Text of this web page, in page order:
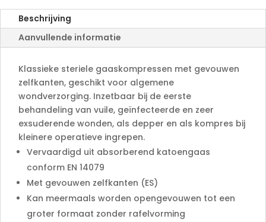
a
t
Beschrijving
Aanvullende informatie
Klassieke steriele gaaskompressen met gevouwen
zelfkanten, geschikt voor algemene
wondverzorging. Inzetbaar bij de eerste
behandeling van vuile, geïnfecteerde en zeer
exsuderende wonden, als depper en als kompres bij
kleinere operatieve ingrepen.
Vervaardigd uit absorberend katoengaas
conform EN 14079
Met gevouwen zelfkanten (ES)
Kan meermaals worden opengevouwen tot een
groter formaat zonder rafelvorming